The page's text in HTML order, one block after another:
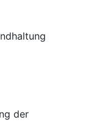
der